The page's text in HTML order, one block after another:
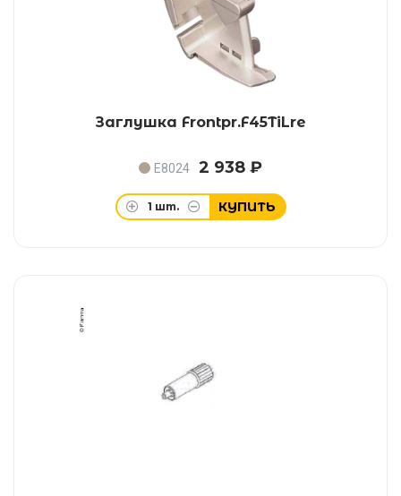
Заглушка Frontpr.F45TiLre
E8024 2 938 ₽
1 шт. КУПИТЬ